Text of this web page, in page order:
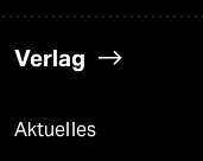
Verlag
Aktuelles